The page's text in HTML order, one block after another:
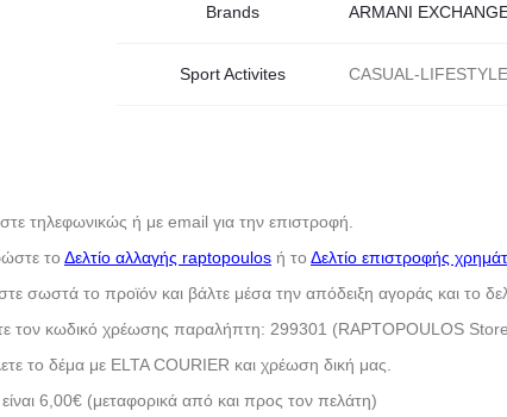
Brands ARMANI
Sport Activites CASUAL-LIFESTYLE
τηλεφωνικώς ή με email για την επιστροφή.
το Δελτίο αλλαγής raptopoulos ή το Δελτίο επιστροφής
σωστά το προϊόν και βάλτε μέσα την απόδειξη αγοράς και το
τον κωδικό χρέωσης παραλήπτη: 299301 (RAPTOPOULOS
το δέμα με ELTA COURIER και χρέωση δική μας.
6,00€ (μεταφορικά από και προς τον πελάτη)